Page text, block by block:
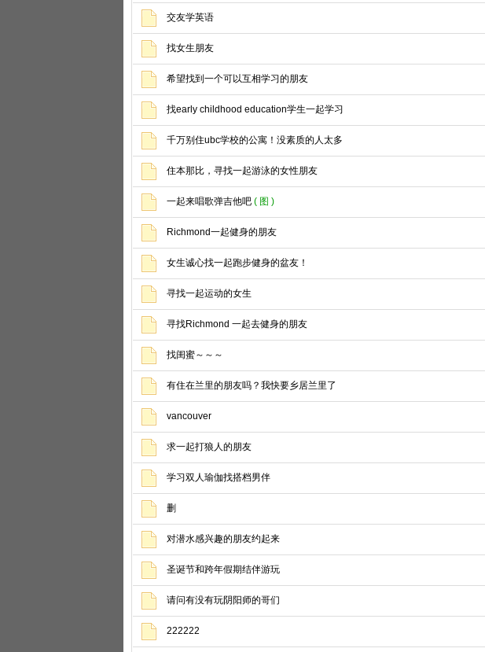
交友学英语
找女生朋友
希望找到一个可以互相学习的朋友
找early childhood education学生一起学习
千万别住ubc学校的公寓！没素质的人太多
住本那比，寻找一起游泳的女性朋友
一起来唱歌弹吉他吧 ( 图 )
Richmond一起健身的朋友
女生诚心找一起跑步健身的盆友！
寻找一起运动的女生
寻找Richmond 一起去健身的朋友
找闺蜜～～～
有住在兰里的朋友吗？我快要乡居兰里了
vancouver
求一起打狼人的朋友
学习双人瑜伽找搭档男伴
删
对潜水感兴趣的朋友约起来
圣诞节和跨年假期结伴游玩
请问有没有玩阴阳师的哥们
222222